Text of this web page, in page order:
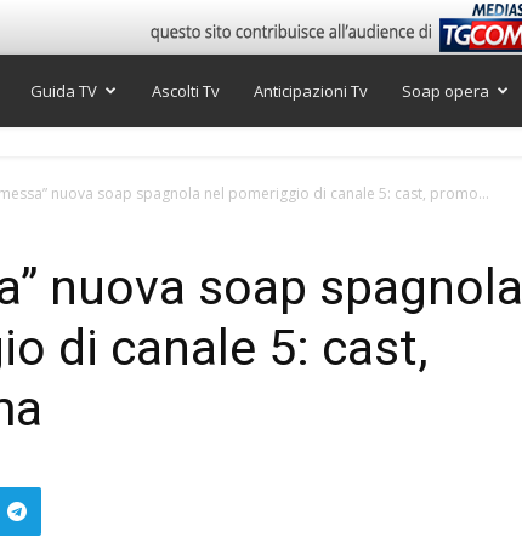
Guida TV Ascolti Tv Anticipazioni Tv Soap opera
nuova soap spagnola nel pomeriggio di canale 5: cast, promo...
nuova soap spagnola
di canale 5: cast,